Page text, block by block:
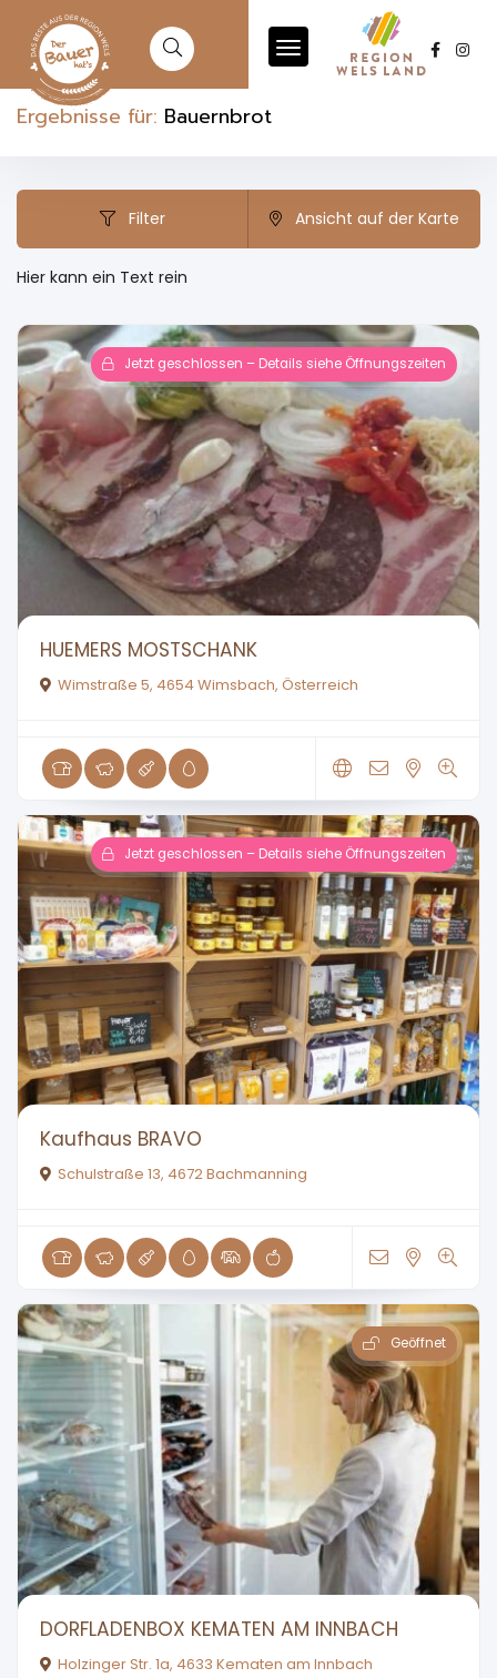
Ergebnisse für: Bauernbrot
Filter Ansicht auf der Karte
Hier kann ein Text rein
Jetzt geschlossen – Details siehe Öffnungszeiten
HUEMERS MOSTSCHANK
Wimstraße 5, 4654 Wimsbach, Österreich
Jetzt geschlossen – Details siehe Öffnungszeiten
Kaufhaus BRAVO
Schulstraße 13, 4672 Bachmanning
Geöffnet
DORFLADENBOX KEMATEN AM INNBACH
Holzinger Str. 1a, 4633 Kematen am Innbach